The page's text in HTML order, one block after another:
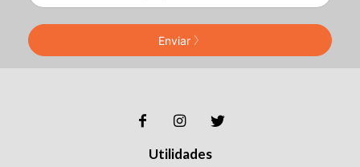
Enviar
Utilidades